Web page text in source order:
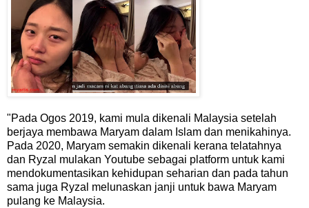
"Pada Ogos 2019, kami mula dikenali Malaysia setelah
berjaya membawa Maryam dalam Islam dan menikahinya.
Pada 2020, Maryam semakin dikenali kerana telatahnya
dan Ryzal mulakan Youtube sebagai platform untuk kami
mendokumentasikan kehidupan seharian dan pada tahun
sama juga Ryzal melunaskan janji untuk bawa Maryam
pulang ke Malaysia.